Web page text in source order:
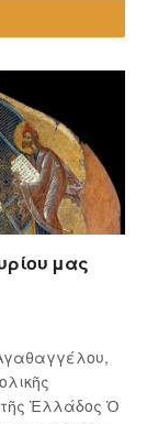
μας
τῆς Ἑλλάδος Ὁ